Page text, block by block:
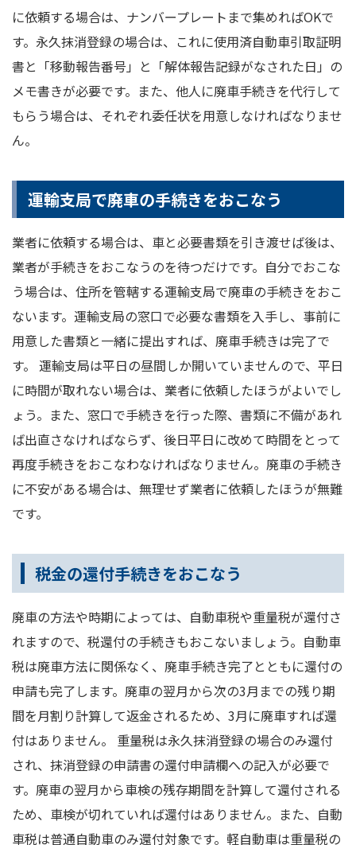
に依頼する場合は、ナンバープレートまで集めればOKで
す。永久抹消登録の場合は、これに使用済自動車引取証明
書と「移動報告番号」と「解体報告記録がなされた日」の
メモ書きが必要です。また、他人に廃車手続きを代行して
もらう場合は、それぞれ委任状を用意しなければなりませ
ん。
運輸支局で廃車の手続きをおこなう
業者に依頼する場合は、車と必要書類を引き渡せば後は、
業者が手続きをおこなうのを待つだけです。自分でおこな
う場合は、住所を管轄する運輸支局で廃車の手続きをおこ
ないます。運輸支局の窓口で必要な書類を入手し、事前に
用意した書類と一緒に提出すれば、廃車手続きは完了で
す。 運輸支局は平日の昼間しか開いていませんので、平日
に時間が取れない場合は、業者に依頼したほうがよいでし
ょう。また、窓口で手続きを行った際、書類に不備があれ
ば出直さなければならず、後日平日に改めて時間をとって
再度手続きをおこなわなければなりません。廃車の手続き
に不安がある場合は、無理せず業者に依頼したほうが無難
です。
税金の還付手続きをおこなう
廃車の方法や時期によっては、自動車税や重量税が還付さ
れますので、税還付の手続きもおこないましょう。自動車
税は廃車方法に関係なく、廃車手続き完了とともに還付の
申請も完了します。廃車の翌月から次の3月までの残り期
間を月割り計算して返金されるため、3月に廃車すれば還
付はありません。 重量税は永久抹消登録の場合のみ還付
され、抹消登録の申請書の還付申請欄への記入が必要で
す。廃車の翌月から車検の残存期間を計算して還付される
ため、車検が切れていれば還付はありません。また、自動
車税は普通自動車のみ還付対象です。軽自動車は重量税の